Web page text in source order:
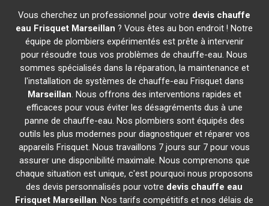
Vous cherchez un professionnel pour votre devis chauffe
eau Frisquet Marseillan ? Vous êtes au bon endroit ! Notre
équipe de plombiers expérimentés est prête à intervenir
pour résoudre tous vos problèmes de chauffe-eau. Nous
sommes spécialisés dans la réparation, la maintenance et
l'installation de systèmes de chauffe-eau Frisquet dans
Marseillan. Nous offrons des interventions rapides et
efficaces pour vous éviter les désagréments dus à une
panne de chauffe-eau. Nos plombiers sont équipés des
outils les plus modernes pour diagnostiquer et réparer vos
appareils Frisquet. Nous travaillons 7 jours sur 7 pour vous
assurer une disponibilité maximale. Nous comprenons que
chaque situation est unique, c'est pourquoi nous proposons
des devis personnalisés pour votre devis chauffe eau
Frisquet Marseillan. Nos tarifs compétitifs et nos délais de